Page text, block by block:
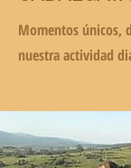
Momentos únicos,
nuestra actividad